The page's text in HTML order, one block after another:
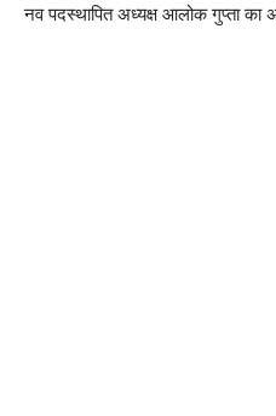
नव पदस्थापित अध्यक्ष आलोक गुप्ता का